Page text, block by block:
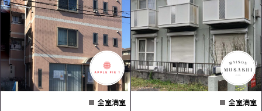
全室満室
全室満室